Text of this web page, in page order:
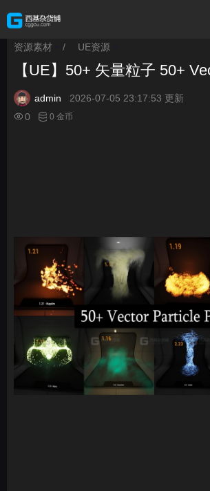
资源素材 / UE资源
【UE】50+ 矢量粒子 50+
admin
2026-07-05 23:17:53 更新
0
0 金币